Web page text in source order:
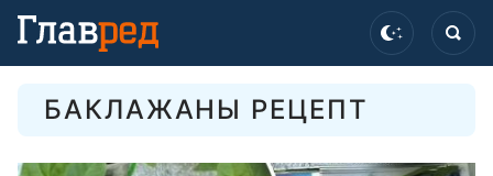
БАКЛАЖАНЫ РЕЦЕПТ